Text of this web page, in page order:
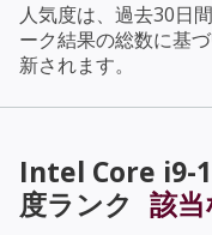
人気度は、過去30日
ーク結果の総数に基
新されます。
Intel Core i9-
度ランク 該